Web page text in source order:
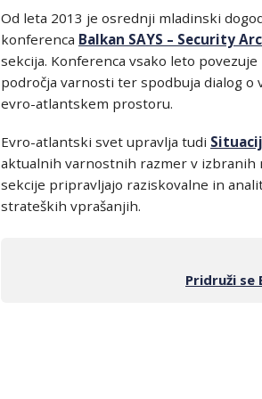
Od leta 2013 je osrednji mladinski
konferenca Balkan SAYS – Security
sekcija. Konferenca vsako leto
področja varnosti ter spodbuja dialog o
evro-atlantskem prostoru.
Evro-atlantski svet upravlja tudi
aktualnih varnostnih razmer v izbranih
sekcije pripravljajo raziskovalne in
strateških vprašanjih.
Pridruži se